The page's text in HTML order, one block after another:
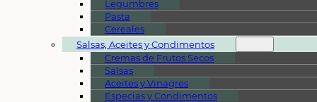
Legumbres
Pasta
Cereales
Salsas, Aceites y Condimentos
Cremas de Frutos Secos
Salsas
Aceites y Vinagres
Especias y Condimentos